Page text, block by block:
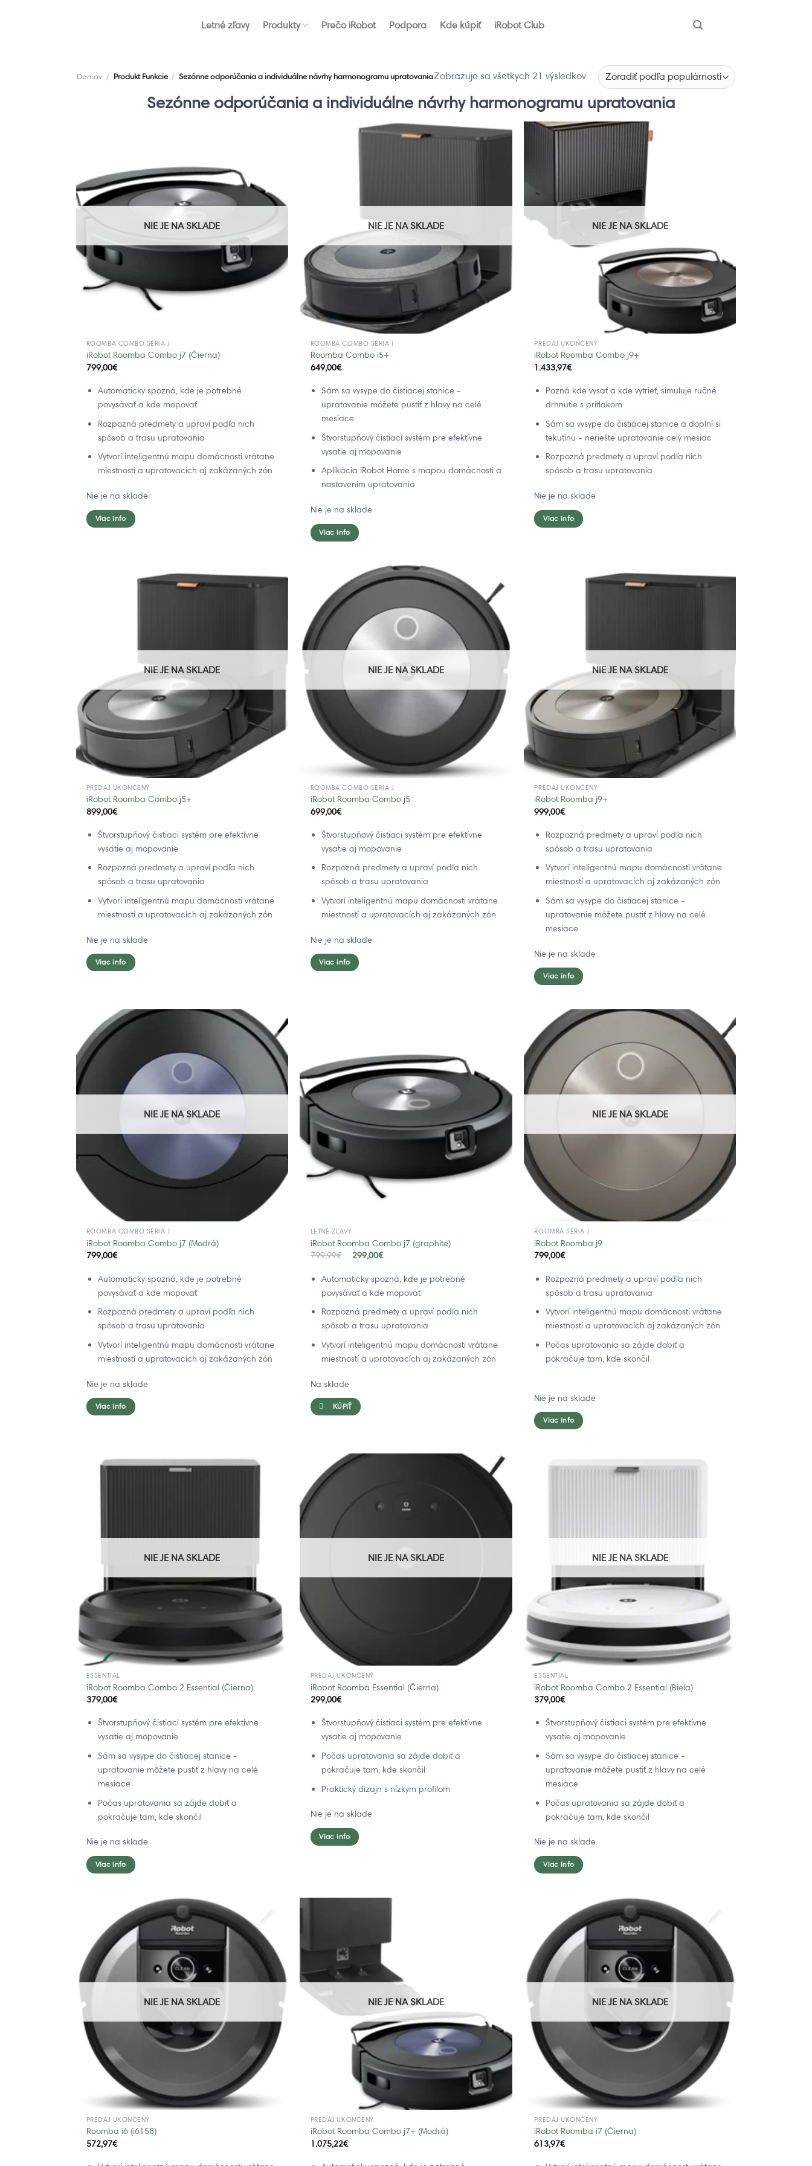
Letné zľavy Produkty Prečo iRobot Podpora Kde kúpiť iRobot Club
Domov / Produkt Funkcie / Sezónne odporúčania a individuálne návrhy harmonogramu upratovaniaZobrazuje sa všetkych 21 výsledkov
Sezónne odporúčania a individuálne návrhy harmonogramu upratovania
NIE JE NA SKLADE
ROOMBA COMBO SÉRIA J
iRobot Roomba Combo j7 (Čierna)
799,00€
Automaticky spozná, kde je potrebné
povysávať a kde mopovať
Rozpozná predmety a upraví podľa nich
spôsob a trasu upratovania
Vytvorí inteligentnú mapu domácnosti vrátane
miestností a upratovacích aj zakázaných zón
Nie je na sklade
Viac info
NIE JE NA SKLADE
ROOMBA COMBO SÉRIA I
Roomba Combo i5+
649,00€
Sám sa vysype do čistiacej stanice -
upratovanie môžete pustiť z hlavy na celé
mesiace
Štvorstupňový čistiaci systém pre efektívne
vysatie aj mopovanie
Aplikácia iRobot Home s mapou domácnosti a
nastavením upratovania
Nie je na sklade
Viac info
NIE JE NA SKLADE
PREDAJ UKONČENÝ
iRobot Roomba Combo j9+
1.433,97€
Pozná kde vysať a kde vytrieť, simuluje ručné
drhnutie s prítlakom
Sám sa vysype do čistiacej stanice a doplní si
tekutinu - neriešte upratovanie celý mesiac
Rozpozná predmety a upraví podľa nich
spôsob a trasu upratovania
Nie je na sklade
Viac info
NIE JE NA SKLADE
PREDAJ UKONČENÝ
iRobot Roomba Combo j5+
899,00€
Štvorstupňový čistiaci systém pre efektívne
vysatie aj mopovanie
Rozpozná predmety a upraví podľa nich
spôsob a trasu upratovania
Vytvorí inteligentnú mapu domácnosti vrátane
miestností a upratovacích aj zakázaných zón
Nie je na sklade
Viac info
NIE JE NA SKLADE
ROOMBA COMBO SÉRIA J
iRobot Roomba Combo j5
699,00€
Štvorstupňový čistiaci systém pre efektívne
vysatie aj mopovanie
Rozpozná predmety a upraví podľa nich
spôsob a trasu upratovania
Vytvorí inteligentnú mapu domácnosti vrátane
miestností a upratovacích aj zakázaných zón
Nie je na sklade
Viac info
NIE JE NA SKLADE
PREDAJ UKONČENÝ
iRobot Roomba j9+
999,00€
Rozpozná predmety a upraví podľa nich
spôsob a trasu upratovania
Vytvorí inteligentnú mapu domácnosti vrátane
miestností a upratovacích aj zakázaných zón
Sám sa vysype do čistiacej stanice -
upratovanie môžete pustiť z hlavy na celé
mesiace
Nie je na sklade
Viac info
NIE JE NA SKLADE
ROOMBA COMBO SÉRIA J
iRobot Roomba Combo j7 (Modrá)
799,00€
Automaticky spozná, kde je potrebné
povysávať a kde mopovať
Rozpozná predmety a upraví podľa nich
spôsob a trasu upratovania
Vytvorí inteligentnú mapu domácnosti vrátane
miestností a upratovacích aj zakázaných zón
Nie je na sklade
Viac info
LETNÉ ZĽAVY
iRobot Roomba Combo j7 (graphite)
799,99€ 299,00€
Automaticky spozná, kde je potrebné
povysávať a kde mopovať
Rozpozná predmety a upraví podľa nich
spôsob a trasu upratovania
Vytvorí inteligentnú mapu domácnosti vrátane
miestností a upratovacích aj zakázaných zón
Na sklade
KÚPIŤ
NIE JE NA SKLADE
ROOMBA SÉRIA J
iRobot Roomba j9
799,00€
Rozpozná predmety a upraví podľa nich
spôsob a trasu upratovania
Vytvorí inteligentnú mapu domácnosti vrátane
miestností a upratovacích aj zakázaných zón
Počas upratovania sa zájde dobiť a
pokračuje tam, kde skončil
Nie je na sklade
Viac info
NIE JE NA SKLADE
ESSENTIAL
iRobot Roomba Combo 2 Essential (Čierna)
379,00€
Štvorstupňový čistiaci systém pre efektívne
vysatie aj mopovanie
Sám sa vysype do čistiacej stanice -
upratovanie môžete pustiť z hlavy na celé
mesiace
Počas upratovania sa zájde dobiť a
pokračuje tam, kde skončil
Nie je na sklade
Viac info
NIE JE NA SKLADE
PREDAJ UKONČENÝ
iRobot Roomba Essential (Čierna)
299,00€
Štvorstupňový čistiaci systém pre efektívne
vysatie aj mopovanie
Počas upratovania sa zájde dobiť a
pokračuje tam, kde skončil
Praktický dizajn s nízkym profilom
Nie je na sklade
Viac info
NIE JE NA SKLADE
ESSENTIAL
iRobot Roomba Combo 2 Essential (Biela)
379,00€
Štvorstupňový čistiaci systém pre efektívne
vysatie aj mopovanie
Sám sa vysype do čistiacej stanice -
upratovanie môžete pustiť z hlavy na celé
mesiace
Počas upratovania sa zájde dobiť a
pokračuje tam, kde skončil
Nie je na sklade
Viac info
NIE JE NA SKLADE
PREDAJ UKONČENÝ
Roomba i6 (i6158)
572,97€
NIE JE NA SKLADE
PREDAJ UKONČENÝ
iRobot Roomba Combo j7+ (Modrá)
1.075,22€
NIE JE NA SKLADE
PREDAJ UKONČENÝ
iRobot Roomba i7 (Čierna)
613,97€